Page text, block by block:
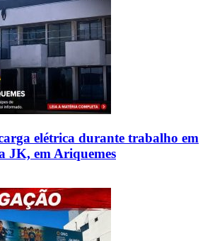
elétrica durante trabalho em
JK, em Ariquemes